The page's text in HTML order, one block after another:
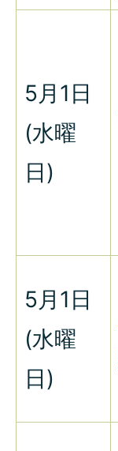
5月1日
(水曜
日)
5月1日
(水曜
日)